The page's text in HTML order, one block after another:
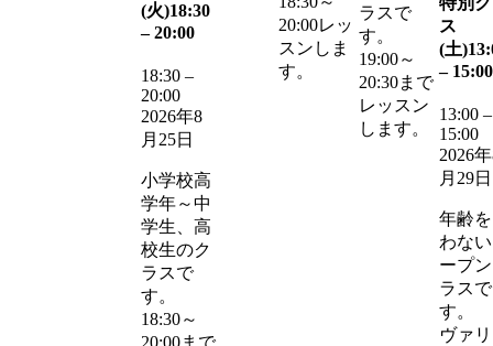
(火)18:30
– 20:00
18:30 –
20:00
2026年8
月25日
小学校高
学年～中
学生、高
校生のク
ラスで
す。
18:30～
20:00レッ
スンしま
す。
ラスで
す。
19:00～
20:30まで
レッスン
します。
ス
(土)
– 15:00
13:00 –
15:00
2026
月29日
年齢
わな
ープ
ラスで
す。
ヴァ